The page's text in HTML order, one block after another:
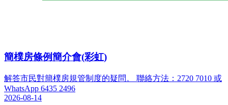
簡樸房條例簡介會(彩虹)
解答市民對簡樸房規管制度的疑問。 聯絡方法：2720 7010 或
WhatsApp 6435 2496
2026-08-14